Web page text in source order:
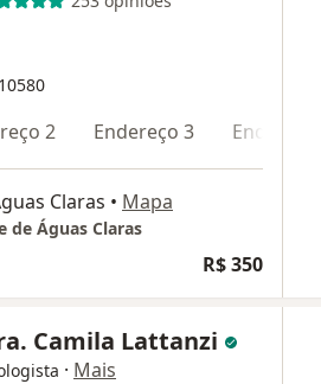
2 Endereço 3 Endereço 4
Claras • Mapa
de Águas Claras
R$ 350
Camila Lattanzi
· Mais